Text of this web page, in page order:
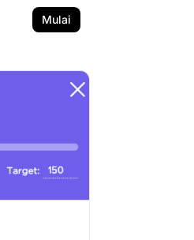
Mulai